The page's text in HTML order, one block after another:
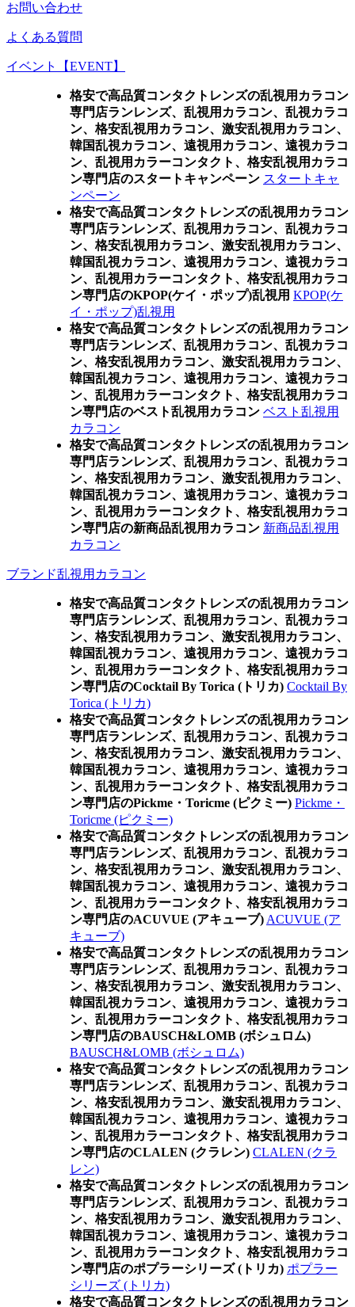
お問い合わせ
よくある質問
イベント【EVENT】
格安で高品質コンタクトレンズの乱視用カラコン
専門店ランレンズ、乱視用カラコン、乱視カラコ
ン、格安乱視用カラコン、激安乱視用カラコン、
韓国乱視カラコン、遠視用カラコン、遠視カラコ
ン、乱視用カラーコンタクト、格安乱視用カラコ
ン専門店のスタートキャンペーン スタートキャ
ンペーン
格安で高品質コンタクトレンズの乱視用カラコン
専門店ランレンズ、乱視用カラコン、乱視カラコ
ン、格安乱視用カラコン、激安乱視用カラコン、
韓国乱視カラコン、遠視用カラコン、遠視カラコ
ン、乱視用カラーコンタクト、格安乱視用カラコ
ン専門店のKPOP(ケイ・ポップ)乱視用 KPOP(ケ
イ・ポップ)乱視用
格安で高品質コンタクトレンズの乱視用カラコン
専門店ランレンズ、乱視用カラコン、乱視カラコ
ン、格安乱視用カラコン、激安乱視用カラコン、
韓国乱視カラコン、遠視用カラコン、遠視カラコ
ン、乱視用カラーコンタクト、格安乱視用カラコ
ン専門店のベスト乱視用カラコン ベスト乱視用
カラコン
格安で高品質コンタクトレンズの乱視用カラコン
専門店ランレンズ、乱視用カラコン、乱視カラコ
ン、格安乱視用カラコン、激安乱視用カラコン、
韓国乱視カラコン、遠視用カラコン、遠視カラコ
ン、乱視用カラーコンタクト、格安乱視用カラコ
ン専門店の新商品乱視用カラコン 新商品乱視用
カラコン
ブランド乱視用カラコン
格安で高品質コンタクトレンズの乱視用カラコン
専門店ランレンズ、乱視用カラコン、乱視カラコ
ン、格安乱視用カラコン、激安乱視用カラコン、
韓国乱視カラコン、遠視用カラコン、遠視カラコ
ン、乱視用カラーコンタクト、格安乱視用カラコ
ン専門店のCocktail By Torica (トリカ) Cocktail By
Torica (トリカ)
格安で高品質コンタクトレンズの乱視用カラコン
専門店ランレンズ、乱視用カラコン、乱視カラコ
ン、格安乱視用カラコン、激安乱視用カラコン、
韓国乱視カラコン、遠視用カラコン、遠視カラコ
ン、乱視用カラーコンタクト、格安乱視用カラコ
ン専門店のPickme・Toricme (ピクミー) Pickme・
Toricme (ピクミー)
格安で高品質コンタクトレンズの乱視用カラコン
専門店ランレンズ、乱視用カラコン、乱視カラコ
ン、格安乱視用カラコン、激安乱視用カラコン、
韓国乱視カラコン、遠視用カラコン、遠視カラコ
ン、乱視用カラーコンタクト、格安乱視用カラコ
ン専門店のACUVUE (アキューブ) ACUVUE (ア
キューブ)
格安で高品質コンタクトレンズの乱視用カラコン
専門店ランレンズ、乱視用カラコン、乱視カラコ
ン、格安乱視用カラコン、激安乱視用カラコン、
韓国乱視カラコン、遠視用カラコン、遠視カラコ
ン、乱視用カラーコンタクト、格安乱視用カラコ
ン専門店のBAUSCH&LOMB (ボシュロム)
BAUSCH&LOMB (ボシュロム)
格安で高品質コンタクトレンズの乱視用カラコン
専門店ランレンズ、乱視用カラコン、乱視カラコ
ン、格安乱視用カラコン、激安乱視用カラコン、
韓国乱視カラコン、遠視用カラコン、遠視カラコ
ン、乱視用カラーコンタクト、格安乱視用カラコ
ン専門店のCLALEN (クラレン) CLALEN (クラ
レン)
格安で高品質コンタクトレンズの乱視用カラコン
専門店ランレンズ、乱視用カラコン、乱視カラコ
ン、格安乱視用カラコン、激安乱視用カラコン、
韓国乱視カラコン、遠視用カラコン、遠視カラコ
ン、乱視用カラーコンタクト、格安乱視用カラコ
ン専門店のポプラーシリーズ (トリカ) ポプラー
シリーズ (トリカ)
格安で高品質コンタクトレンズの乱視用カラコン